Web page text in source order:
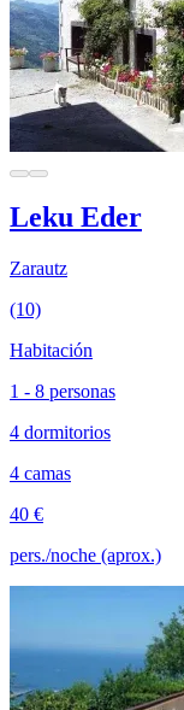
Leku Eder
Zarautz
(10)
Habitación
1 - 8 personas
4 dormitorios
4 camas
40 €
pers./noche (aprox.)